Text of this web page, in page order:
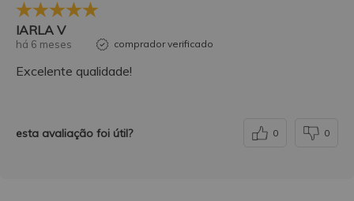
IARLA V
há 6 meses comprador verificado
Excelente qualidade!
esta avaliação foi útil? 0 0